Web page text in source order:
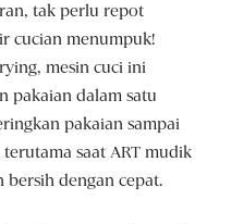
tak perlu repot
cucian menumpuk!
mesin cuci ini
pakaian dalam satu
pakaian sampai
saat ART mudik
dengan cepat.